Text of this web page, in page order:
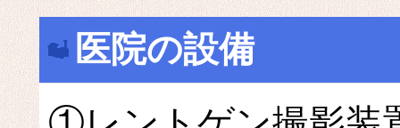
医院の設備